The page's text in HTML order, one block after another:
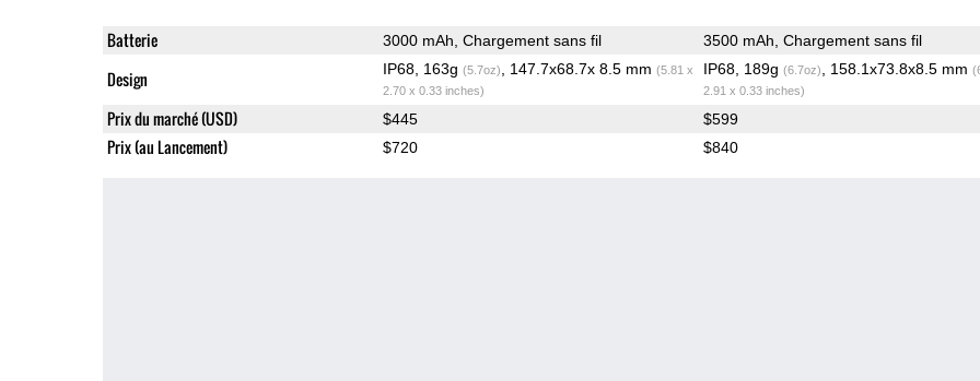
Batterie 3000 mAh, Chargement sans fil 3500 mAh, Chargement sans fil
Design IP68, 163g (5.7oz) , 147.7x68.7x 8.5 mm (5.81 x
2.70 x 0.33 inches)
IP68, 189g (6.7oz) , 158.1x73.8x8.5 mm
2.91 x 0.33 inches)
Prix du marché (USD) $445 $599
Prix (au Lancement) $720 $840